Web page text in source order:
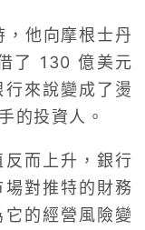
他向摩根士丹
了 130 億美元
來說變成了燙
的投資人。
而上升，銀行
對推特的財務
的經營風險變